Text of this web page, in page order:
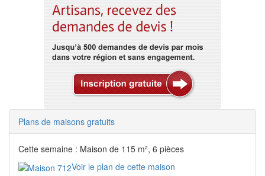
Plans de maisons gratuits
Cette semaine : Maison de 115 m², 6 pièces
Voir le plan de cette maison